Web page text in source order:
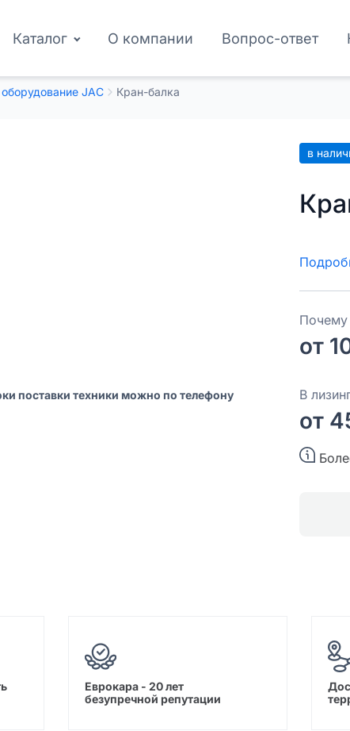
Каталог О компании Вопрос-ответ
JAC Кран-балка
поставки техники можно по телефону
в
Почему
от
В
от
Еврокара - 20 лет
безупречной репутации